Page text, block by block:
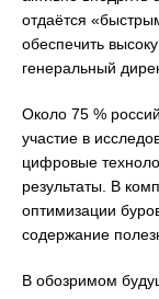
отдаётся
обеспечить
генеральный
Около 75 %
участие в
цифровые
результаты. В
оптимизации
содержание
В обозримом